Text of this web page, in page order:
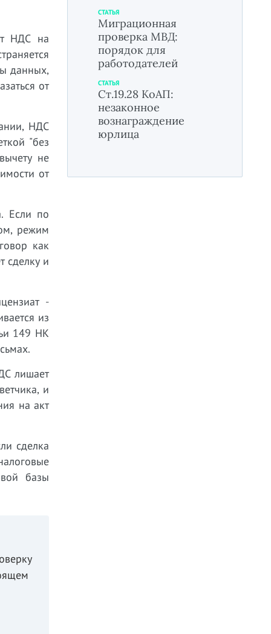
НДС на
данных,
от
НДС
"без
не
от
Если по
режим
как
сделку и
-
из
149 НК
лишает
и
на акт
сделка
базы
СТАТЬЯ
Миграционная
проверка МВД:
порядок для
работодателей
СТАТЬЯ
Ст.19.28 КоАП:
незаконное
вознаграждение
юрлица